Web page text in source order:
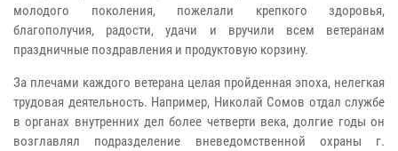
молодого поколения, пожелали крепкого здоровья,
благополучия, радости, удачи и вручили всем ветеранам
праздничные поздравления и продуктовую корзину.
За плечами каждого ветерана целая пройденная эпоха, нелегкая
трудовая деятельность. Например, Николай Сомов отдал службе
в органах внутренних дел более четверти века, долгие годы он
возглавлял подразделение вневедомственной охраны г.